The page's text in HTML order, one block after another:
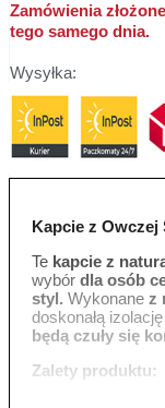
Zamówienia
tego samego dnia.
Wysyłka:
Kapcie z Owczej
Te kapcie z
wybór dla osób
styl. Wykonane z
doskonałą
będą czuły się
Zalety produktu: